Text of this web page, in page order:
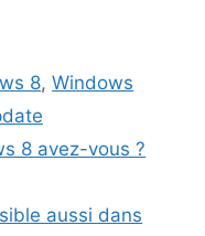
8,Windows
8 avez-vous ?
aussi dans